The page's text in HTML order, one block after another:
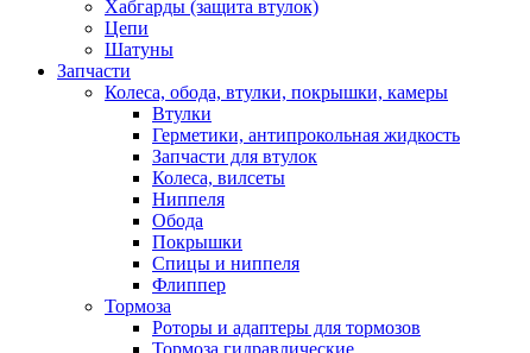
Хабгарды (защита втулок)
Цепи
Шатуны
Запчасти
Колеса, обода, втулки, покрышки, камеры
Втулки
Герметики, антипрокольная жидкость
Запчасти для втулок
Колеса, вилсеты
Ниппеля
Обода
Покрышки
Спицы и ниппеля
Флиппер
Тормоза
Роторы и адаптеры для тормозов
Тормоза гидравлические